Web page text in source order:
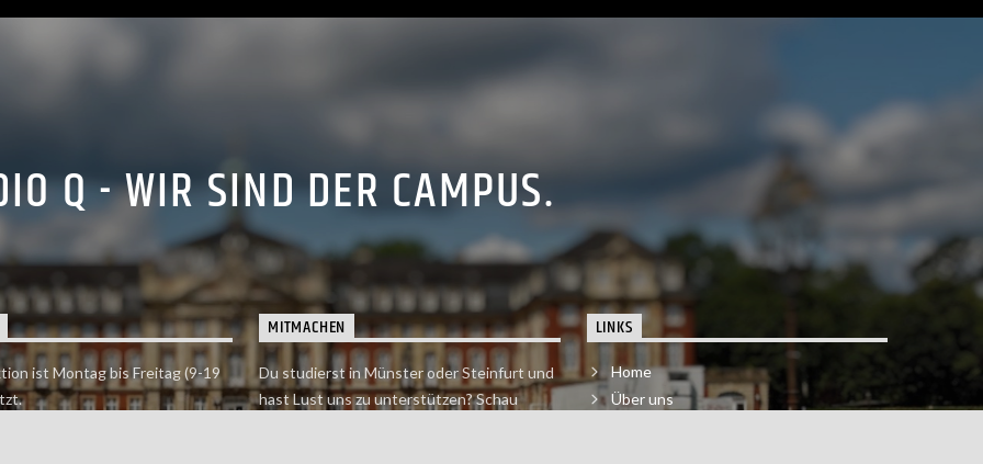
Q - WIR SIND DER CAMPUS.
ist Montag bis Freitag (9-19
MITMACHEN
Du studierst in Münster oder Steinfurt und
hast Lust uns zu unterstützen? Schau
LINKS
Home
Über uns